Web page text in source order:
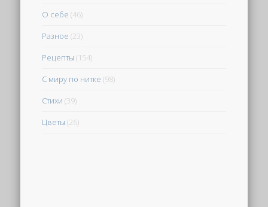
О себе (46)
Разное (23)
Рецепты (154)
С миру по нитке (98)
Стихи (39)
Цветы (26)